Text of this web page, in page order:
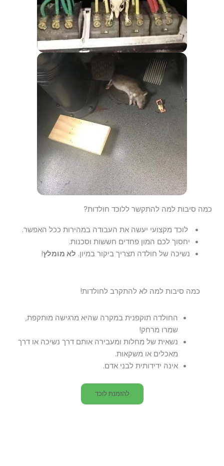
כמה סיבות למה להתקשר ללוכד חולדות?
לוכד מקצועי יעשה את העבודה במהירות ככל האפשר.
יחסוך לכם המון פחדים חששות וסכנות.
נשיכה של חולדה תצריך ביקור במיון. לא מומלץ!
כמה סיבות למה לא להתקרב לחולדות!
החולדה תוקפנית במקרה שהיא מרגישה מותקפת,
שמרו מרחק!
נשאית של מחלות ומעבירה אותם דרך נשיכה או דרך
מאכלים או משקאות.
אינה ידידותית לבני אדם.
להזמנת לוכד